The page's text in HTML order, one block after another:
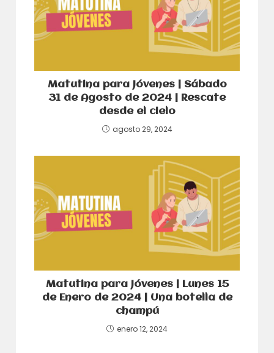
Matutina para Jóvenes | Sábado
31 de Agosto de 2024 | Rescate
desde el cielo
agosto 29, 2024
Matutina para Jóvenes | Lunes 15
de Enero de 2024 | Una botella de
champú
enero 12, 2024